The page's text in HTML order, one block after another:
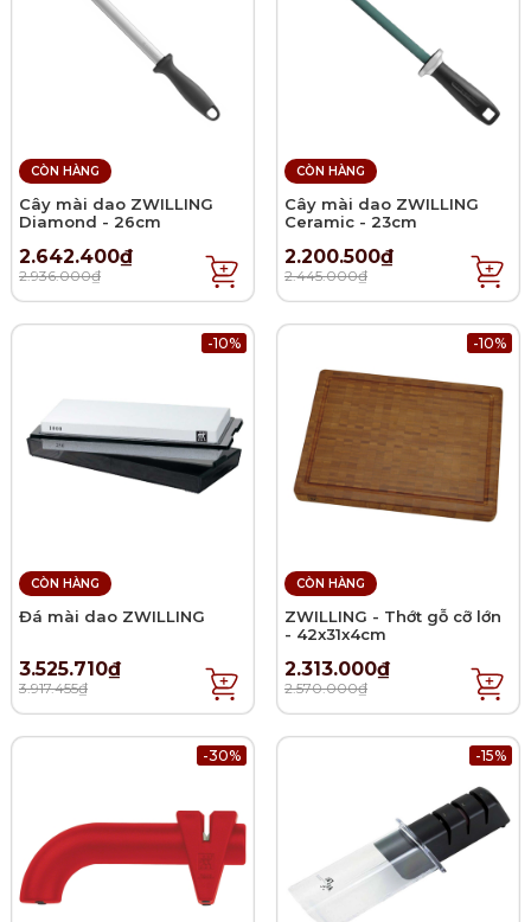
CÒN HÀNG
Cây mài dao ZWILLING
Diamond - 26cm
2.642.400₫
2.936.000₫
CÒN HÀNG
Cây mài dao ZWILLING
Ceramic - 23cm
2.200.500₫
2.445.000₫
-10%
CÒN HÀNG
Đá mài dao ZWILLING
3.525.710₫
3.917.455₫
-10%
CÒN HÀNG
ZWILLING - Thớt gỗ cỡ lớn
- 42x31x4cm
2.313.000₫
2.570.000₫
-30% -15%